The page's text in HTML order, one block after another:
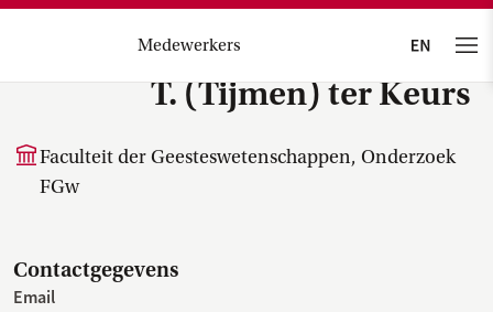
Medewerkers
T. (Tijmen) ter Keurs
Faculteit der Geesteswetenschappen, Onderzoek
FGw
Contactgegevens
Email